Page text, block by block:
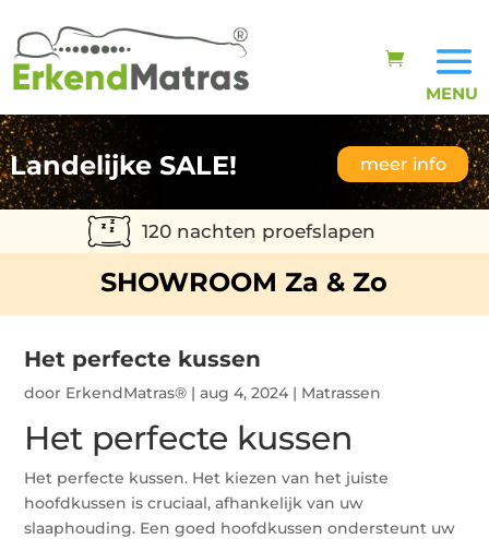
Landelijke SALE! meer info
120 nachten proefslapen
SHOWROOM Za & Zo
Het perfecte kussen
door ErkendMatras® |aug 4, 2024 | Matrassen
Het perfecte kussen
Het perfecte kussen. Het kiezen van het juiste
hoofdkussen is cruciaal, afhankelijk van uw
slaaphouding. Een goed hoofdkussen ondersteunt uw